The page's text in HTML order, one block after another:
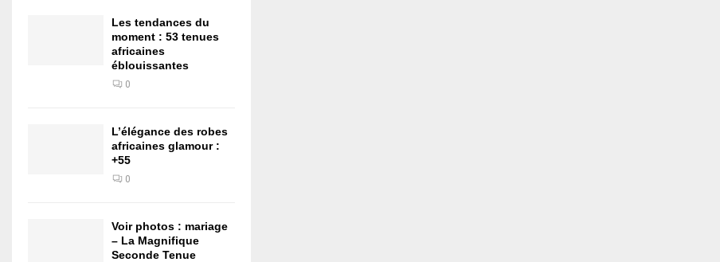
Les tendances du
moment : 53 tenues
africaines
éblouissantes
0
L’élégance des robes
africaines glamour :
+55
0
Voir photos : mariage
– La Magnifique
Seconde Tenue